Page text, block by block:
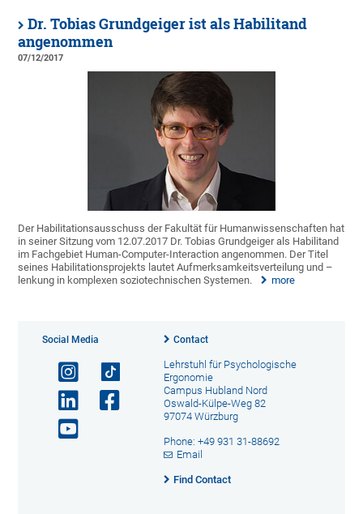
Dr. Tobias Grundgeiger ist als Habilitand
angenommen
07/12/2017
Der Habilitationsausschuss der Fakultät für Humanwissenschaften hat
in seiner Sitzung vom 12.07.2017 Dr. Tobias Grundgeiger als Habilitand
im Fachgebiet Human-Computer-Interaction angenommen. Der Titel
seines Habilitationsprojekts lautet Aufmerksamkeitsverteilung und –
lenkung in komplexen soziotechnischen Systemen.
more
Social Media Contact
Lehrstuhl für Psychologische
Ergonomie
Campus Hubland Nord
Oswald-Külpe-Weg 82
97074 Würzburg
Phone: +49 931 31-88692
Email
Find Contact